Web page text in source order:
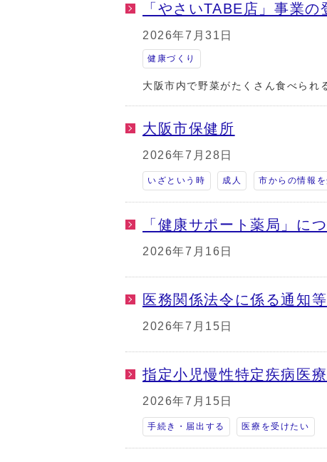
「やさいTABE店」事業
2026年7月31日
健康づくり
大阪市内で野菜がたくさん食べられ
大阪市保健所
2026年7月28日
いざという時 成人 市からの情報
「健康サポート薬局」に
2026年7月16日
医務関係法令に係る通知等
2026年7月15日
指定小児慢性特定疾病医
2026年7月15日
手続き・届出する 医療を受けたい